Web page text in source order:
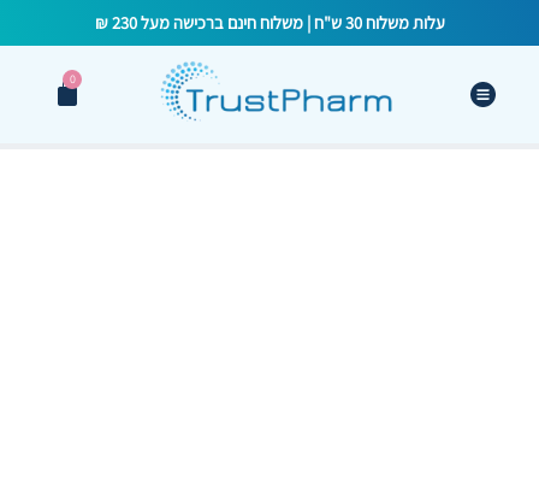
עלות משלוח 30 ש"ח | משלוח חינם ברכישה מעל 230 ₪
0